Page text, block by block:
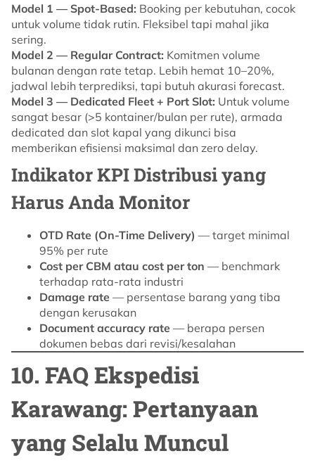
Model 1 — Spot-Based: Booking per kebutuhan, cocok
untuk volume tidak rutin. Fleksibel tapi mahal jika
sering.
Model 2 — Regular Contract: Komitmen volume
bulanan dengan rate tetap. Lebih hemat 10–20%,
jadwal lebih terprediksi, tapi butuh akurasi forecast.
Model 3 — Dedicated Fleet + Port Slot: Untuk volume
sangat besar (>5 kontainer/bulan per rute), armada
dedicated dan slot kapal yang dikunci bisa
memberikan efisiensi maksimal dan zero delay.
Indikator KPI Distribusi yang
Harus Anda Monitor
OTD Rate (On-Time Delivery) — target minimal
95% per rute
Cost per CBM atau cost per ton — benchmark
terhadap rata-rata industri
Damage rate — persentase barang yang tiba
dengan kerusakan
Document accuracy rate — berapa persen
dokumen bebas dari revisi/kesalahan
10. FAQ Ekspedisi
Karawang: Pertanyaan
yang Selalu Muncul